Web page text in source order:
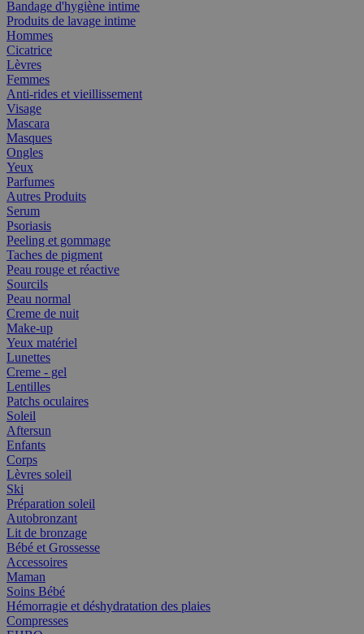
Bandage d'hygiène intime
Produits de lavage intime
Hommes
Cicatrice
Lèvres
Femmes
Anti-rides et vieillissement
Visage
Mascara
Masques
Ongles
Yeux
Parfumes
Autres Produits
Serum
Psoriasis
Peeling et gommage
Taches de pigment
Peau rouge et réactive
Sourcils
Peau normal
Creme de nuit
Make-up
Yeux matériel
Lunettes
Creme - gel
Lentilles
Patchs oculaires
Soleil
Aftersun
Enfants
Corps
Lèvres soleil
Ski
Préparation soleil
Autobronzant
Lit de bronzage
Bébé et Grossesse
Accessoires
Maman
Soins Bébé
Hémorragie et déshydratation des plaies
Compresses